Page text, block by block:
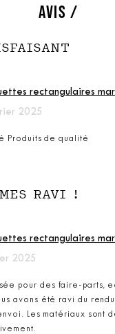
AVIS /
rectangulaires
2025
Produits de qualité
RAVI !
rectangulaires
2025
pour des faire-parts,
avons été ravi du
Les matériaux sont